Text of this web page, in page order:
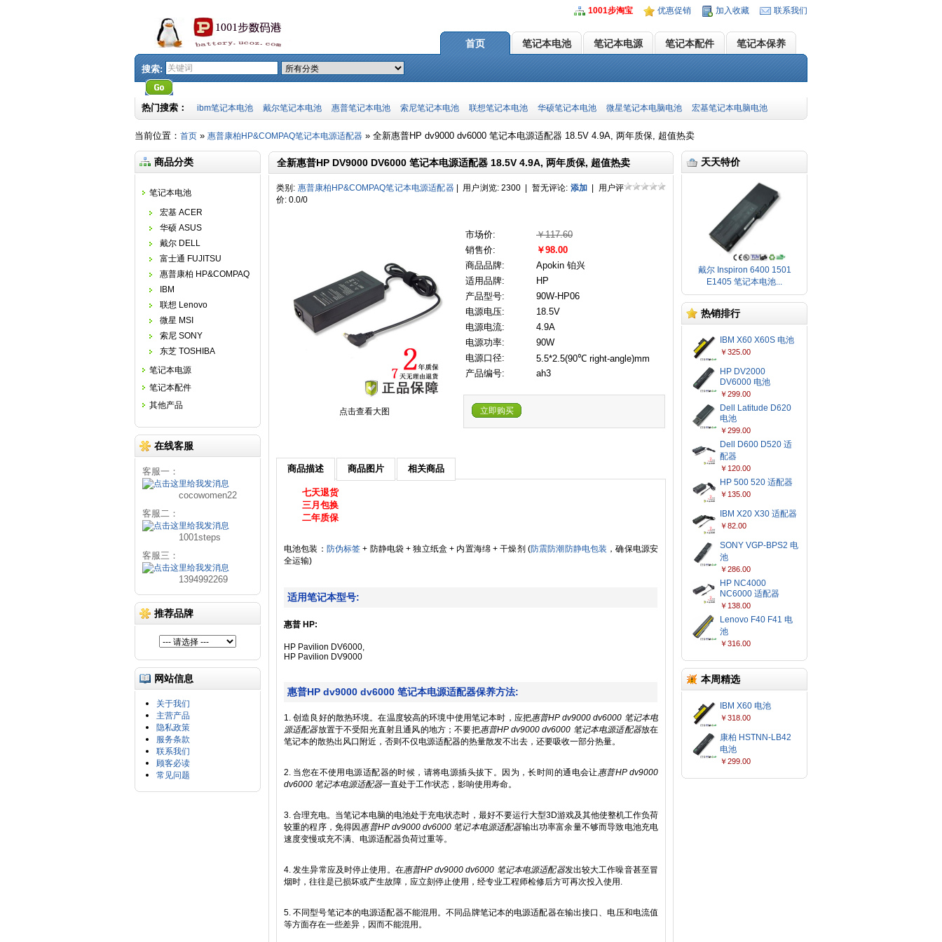
1001步淘宝 优惠促销 加入收藏 联系我们
首页 笔记本电池 笔记本电源 笔记本配件 笔记本保养
搜索:
热门搜索： ibm笔记本电池 戴尔笔记本电池 惠普笔记本电池 索尼笔记本电池 联想笔记本电池 华硕笔记本电池 微星笔记本电脑电池 宏基笔记本电脑电池
当前位置： 首页 » 惠普康柏HP&COMPAQ笔记本电源适配器 » 全新惠普HP dv9000 dv6000 笔记本电源适配器 18.5V 4.9A, 两年质保, 超值热卖
商品分类
笔记本电池
宏基 ACER
华硕 ASUS
戴尔 DELL
富士通 FUJITSU
惠普康柏 HP&COMPAQ
IBM
联想 Lenovo
微星 MSI
索尼 SONY
东芝 TOSHIBA
笔记本电源
笔记本配件
其他产品
在线客服
客服一：
cocowomen22
客服二：
1001steps
客服三：
1394992269
推荐品牌
网站信息
关于我们
主营产品
隐私政策
服务条款
联系我们
顾客必读
常见问题
天天特价
戴尔 Inspiron 6400 1501
E1405 笔记本电池...
热销排行
IBM X60 X60S 电池
￥325.00
HP DV2000
DV6000 电池
￥299.00
Dell Latitude D620
电池
￥299.00
Dell D600 D520 适
配器
￥120.00
HP 500 520 适配器
￥135.00
IBM X20 X30 适配器
￥82.00
SONY VGP-BPS2 电
池
￥286.00
HP NC4000
NC6000 适配器
￥138.00
Lenovo F40 F41 电
池
￥316.00
本周精选
IBM X60 电池
￥318.00
康柏 HSTNN-LB42
电池
￥299.00
全新惠普HP DV9000 DV6000 笔记本电源适配器 18.5V 4.9A, 两年质保, 超值热卖
类别 : 惠普康柏HP&COMPAQ笔记本电源适配器| 用户浏览: 2300 | 暂无评论: 添加|
用户评
价: 0.0/0
点击查看大图
市场价:
￥117.60
销售价:
￥98.00
商品品牌:
Apokin 铂兴
适用品牌:
HP
产品型号:
90W-HP06
电源电压:
18.5V
电源电流:
4.9A
电源功率:
90W
电源口径:
5.5*2.5(90℃ right-angle)mm
产品编号:
ah3
立即购买
商品描述 商品图片 相关商品
七天退货
三月包换
二年质保
电池包装： 防伪标签 + 防静电袋 + 独立纸盒 + 内置海绵 + 干燥剂 (防震防潮防静电包装 ，确保电源安
全运输)
适用笔记本型号:
惠普 HP:
HP Pavilion DV6000,
HP Pavilion DV9000
惠普HP dv9000 dv6000 笔记本电源适配器保养方法:
1. 创造良好的散热环境。在温度较高的环境中使用笔记本时，应把惠普HP dv9000 dv6000 笔记本电
源适配器放置于不受阳光直射且通风的地方；不要把惠普HP dv9000 dv6000 笔记本电源适配器放在
笔记本的散热出风口附近，否则不仅电源适配器的热量散发不出去，还要吸收一部分热量。
2. 当您在不使用电源适配器的时候，请将电源插头拔下。因为，长时间的通电会让惠普HP dv9000
dv6000 笔记本电源适配器一直处于工作状态，影响使用寿命。
3. 合理充电。当笔记本电脑的电池处于充电状态时，最好不要运行大型3D游戏及其他使整机工作负荷
较重的程序，免得因 惠普HP dv9000 dv6000 笔记本电源适配器输出功率富余量不够而导致电池充电
速度变慢或充不满、电源适配器负荷过重等。
4. 发生异常应及时停止使用。在惠普HP dv9000 dv6000 笔记本电源适配器发出较大工作噪音甚至冒
烟时，往往是已损坏或产生故障，应立刻停止使用，经专业工程师检修后方可再次投入使用.
5. 不同型号笔记本的电源适配器不能混用。不同品牌笔记本的电源适配器在输出接口、电压和电流值
等方面存在一些差异，因而不能混用。